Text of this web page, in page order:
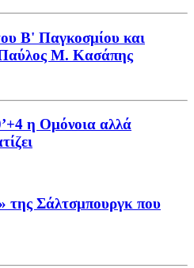
Β' Παγκοσμίου και
Μ. Κασάπης
η Ομόνοια αλλά
Σάλτσμπουργκ που